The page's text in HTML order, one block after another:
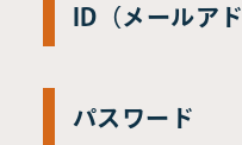
ID（メールア
パスワード